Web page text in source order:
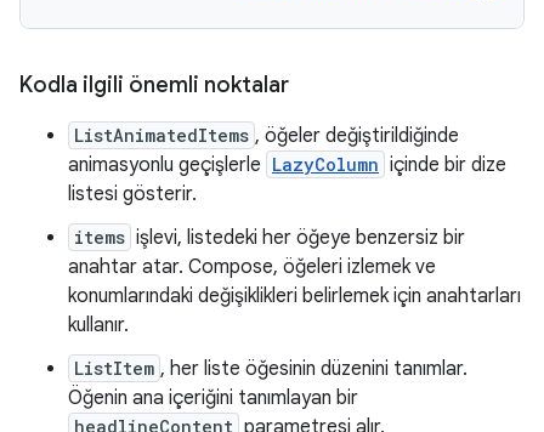
Kodla ilgili önemli noktalar
ListAnimatedItems , öğeler değiştirildiğinde
animasyonlu geçişlerle LazyColumn içinde bir dize
listesi gösterir.
items işlevi, listedeki her öğeye benzersiz bir
anahtar atar. Compose, öğeleri izlemek ve
konumlarındaki değişiklikleri belirlemek için anahtarları
kullanır.
ListItem , her liste öğesinin düzenini tanımlar.
Öğenin ana içeriğini tanımlayan bir
headlineContent